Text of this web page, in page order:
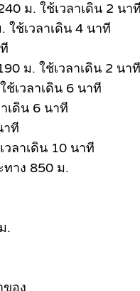
ม. ใช้เวลาเดิน 2 นาที
ใช้เวลาเดิน 4 นาที
ม. ใช้เวลาเดิน 2 นาที
เวลาเดิน 6 นาที
เดิน 6 นาที
าที
ลาเดิน 10 นาที
าง 850 ม.
.
ของ